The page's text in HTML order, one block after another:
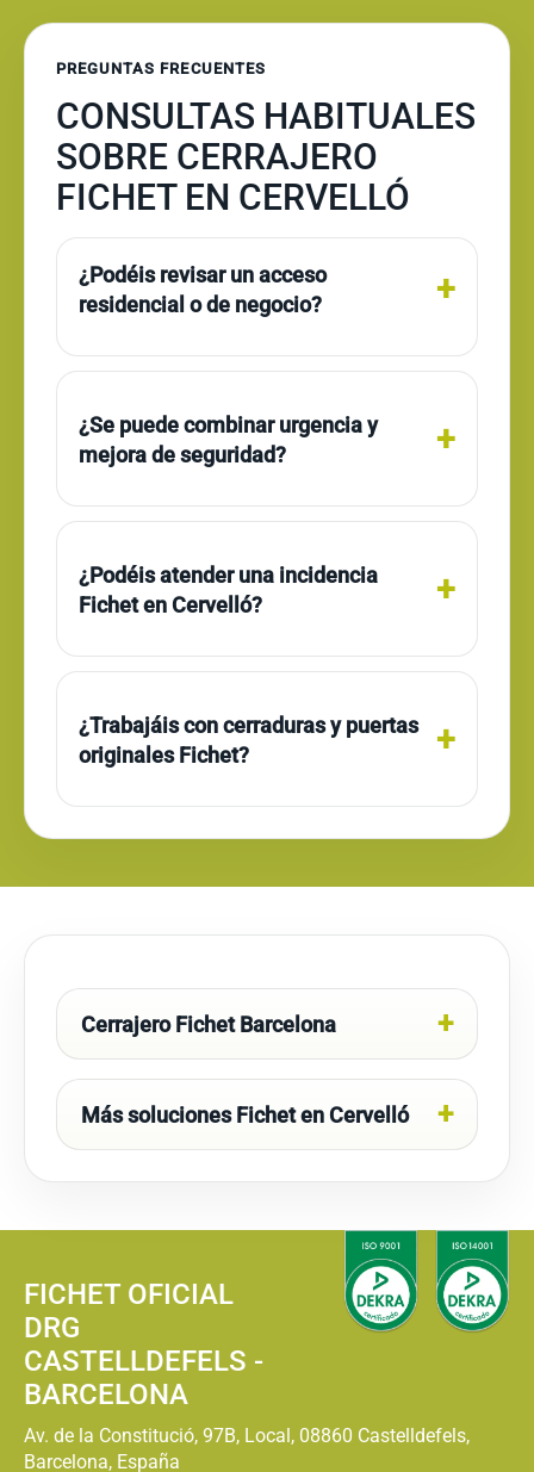
PREGUNTAS FRECUENTES
CONSULTAS HABITUALES
SOBRE CERRAJERO
FICHET EN CERVELLÓ
¿Podéis revisar un acceso
residencial o de negocio?
¿Se puede combinar urgencia y
mejora de seguridad?
¿Podéis atender una incidencia
Fichet en Cervelló?
¿Trabajáis con cerraduras y puertas
originales Fichet?
Cerrajero Fichet Barcelona
Más soluciones Fichet en Cervelló
FICHET OFICIAL
DRG
CASTELLDEFELS -
BARCELONA
Av. de la Constitució, 97B, Local, 08860 Castelldefels,
Barcelona, España